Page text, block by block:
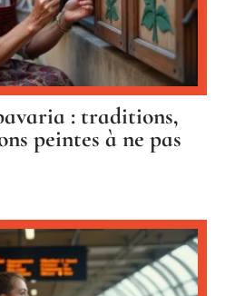
: traditions,
peintes à ne pas